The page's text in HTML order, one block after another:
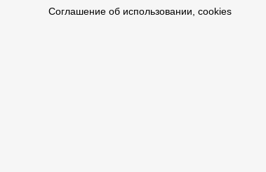
Соглашение об использовании, cookies